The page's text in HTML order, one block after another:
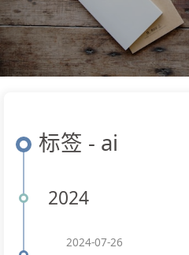
标签 - ai
2024
2024-07-26